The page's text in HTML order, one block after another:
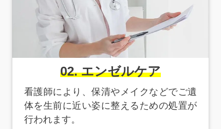
02. エンゼルケア
看護師により、保清やメイクなどでご遺
体を生前に近い姿に整えるための処置が
行われます。